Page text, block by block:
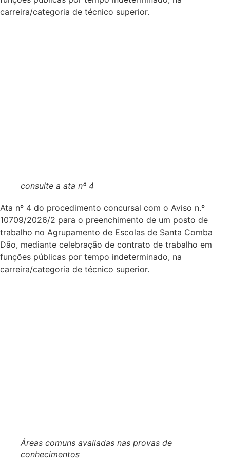
carreira/categoria de técnico superior.
consulte a ata nº 4
Ata nº 4 do procedimento concursal com o Aviso n.º
10709/2026/2 para o preenchimento de um posto de
trabalho no Agrupamento de Escolas de Santa Comba
Dão, mediante celebração de contrato de trabalho em
funções públicas por tempo indeterminado, na
carreira/categoria de técnico superior.
Áreas comuns avaliadas nas provas de
conhecimentos